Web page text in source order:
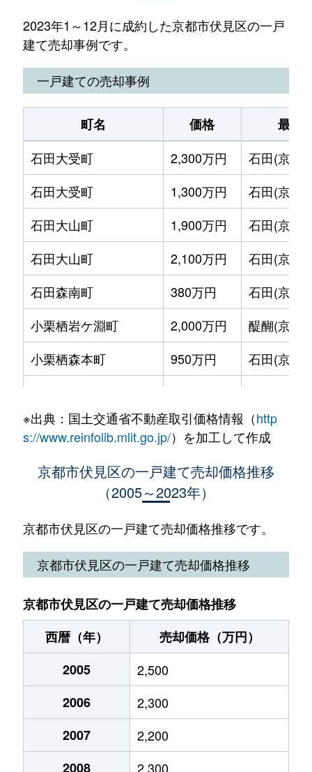
2023年1～12月に成約した京都市伏見区の一戸
建て売却事例です。
一戸建ての売却事例
町名 価格
最寄
石田大受町
2,300万円
石田(京都
石田大受町
1,300万円
石田(京都
石田大山町
1,900万円
石田(京都
石田大山町
2,100万円
石田(京都
石田森南町
380万円
石田(京都
小栗栖岩ケ淵町
2,000万円
醍醐(京都)
小栗栖森本町
950万円
石田(京都
小栗栖山口町
3,300万円
醍醐(京都)
2,000万円
久我東町
600万円
西向日
久我東町
1,300万円
西向日
久我御旅町
3,300万円
竹田(京都)
久我西出町
3,000万円
西向日
久我本町
久我本町
※出典：国土交通省不動産取引価格情報（http
s://www.reinfolib.mlit.go.jp/）を加工して作成
京都市伏見区の一戸建て売却価格推移
（2005～2023年）
京都市伏見区の一戸建て売却価格推移です。
京都市伏見区の一戸建て売却価格推移
京都市伏見区の一戸建て売却価格推移
西暦（年）
売却価格（万円）
2005
2,500
2006
2,300
2007
2,200
2008
2,300